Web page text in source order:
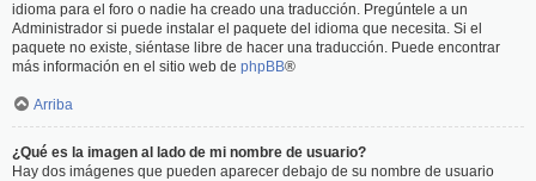
idioma para el foro o nadie ha creado una traducción. Pregúntele a un
Administrador si puede instalar el paquete del idioma que necesita. Si el
paquete no existe, siéntase libre de hacer una traducción. Puede encontrar
más información en el sitio web de phpBB®
Arriba
¿Qué es la imagen al lado de mi nombre de usuario?
Hay dos imágenes que pueden aparecer debajo de su nombre de usuario